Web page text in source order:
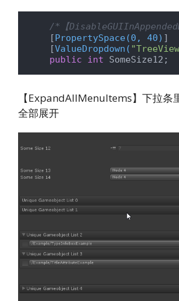
/*【
    [
PropertySpace(0, 40) ]
    [
ValueDropdown(
public
int SomeSize12;
【ExpandAllMenuItems】下拉条
全部展开